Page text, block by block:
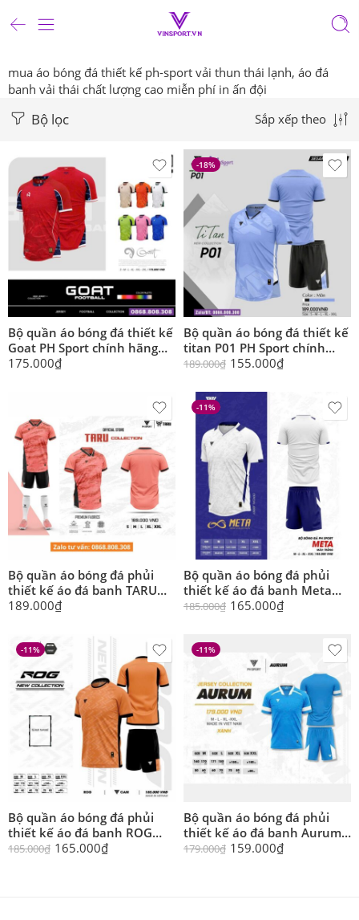
mua áo bóng đá thiết kế ph-sport vải thun thái lạnh, áo đá
banh vải thái chất lượng cao miễn phí in ấn đội
Bộ lọc Sắp xếp theo
Bộ quần áo bóng đá thiết kế
Goat PH Sport chính hãng
nhiều màu cổ tim
175.000₫
-18%
Bộ quần áo bóng đá thiết kế
titan P01 PH Sport chính
hãng nhiều màu cổ tim
189.000₫ 155.000₫
Bộ quần áo bóng đá phủi
thiết kế áo đá banh TARU
Collection chính hãng PH-
189.000₫
-11%
Bộ quần áo bóng đá phủi
thiết kế áo đá banh Meta
chính hãng PH-Sport nhiều
185.000₫ 165.000₫
-11%
Bộ quần áo bóng đá phủi
thiết kế áo đá banh ROG
chính hãng PH-Sport nhiều
185.000₫ 165.000₫
-11%
Bộ quần áo bóng đá phủi
thiết kế áo đá banh Aurum
chính hãng PH-Sport nhiều
179.000₫ 159.000₫